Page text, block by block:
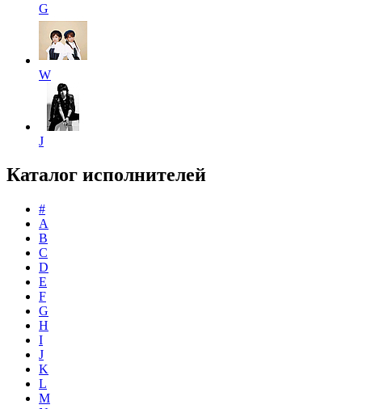
G
W
J
Каталог исполнителей
#
A
B
C
D
E
F
G
H
I
J
K
L
M